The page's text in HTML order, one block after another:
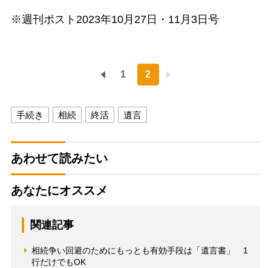
※週刊ポスト2023年10月27日・11月3日号
1 2
手続き 相続 終活 遺言
あわせて読みたい
あなたにオススメ
関連記事
相続争い回避のためにもっとも有効手段は「遺言書」 1
行だけでもOK